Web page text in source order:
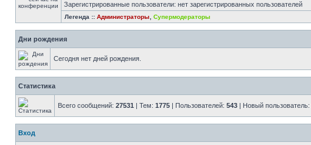
Зарегистрированные пользователи: нет зарегистрированных пользователей
Легенда :: Администраторы Супермодераторы
Дни рождения
Сегодня нет дней рождения.
Статистика
Всего сообщений: 27531 | Тем: 1775 | Пользователей: 543 | Новый пользователь:
Вход